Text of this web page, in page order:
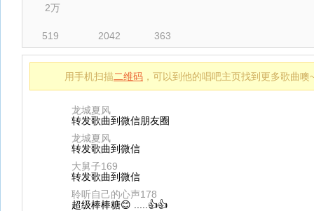
2万
519 2042 363
用手机扫描二维码 ，可以到他的唱吧主页找到更多歌曲噢
龙城夏风
转发歌曲到微信朋友圈
龙城夏风
转发歌曲到微信
大舅子169
转发歌曲到微信
聆听自己的心声178
超级棒棒糖😊 .....👍👍